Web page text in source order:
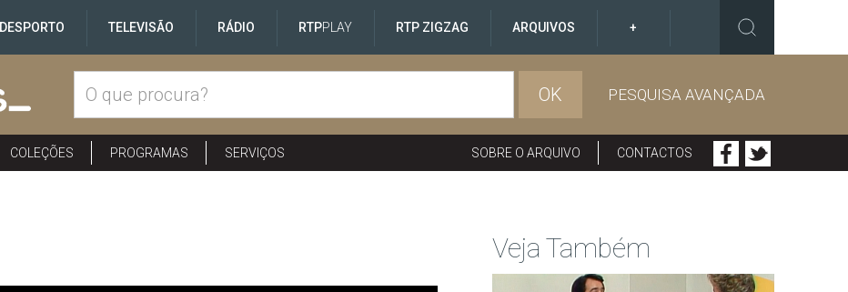
DESPORTO TELEVISÃO RÁDIO RTPPLAY RTP ZIGZAG ARQUIVOS +
OK PESQUISA AVANÇADA
COLEÇÕES PROGRAMAS SERVIÇOS SOBRE O ARQUIVO CONTACTOS
Veja Também